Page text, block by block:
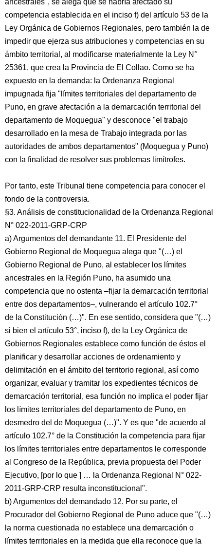
ancestrales", se alega que se habría afectado su
competencia establecida en el inciso f) del artículo 53 de la
Ley Orgánica de Gobiernos Regionales, pero también la de
impedir que ejerza sus atribuciones y competencias en su
ámbito territorial, al modificarse materialmente la Ley N°
25361, que crea la Provincia de El Collao. Como se ha
expuesto en la demanda: la Ordenanza Regional
impugnada fija "límites territoriales del departamento de
Puno, en grave afectación a la demarcación territorial del
departamento de Moquegua" y desconoce "el trabajo
desarrollado en la mesa de Trabajo integrada por las
autoridades de ambos departamentos" (Moquegua y Puno)
con la finalidad de resolver sus problemas limítrofes.
Por tanto, este Tribunal tiene competencia para conocer el
fondo de la controversia.
§3. Análisis de constitucionalidad de la Ordenanza Regional
N° 022-2011-GRP-CRP
a) Argumentos del demandante 11. El Presidente del
Gobierno Regional de Moquegua alega que "(…) el
Gobierno Regional de Puno, al establecer los límites
ancestrales en la Región Puno, ha asumido una
competencia que no ostenta –fijar la demarcación territorial
entre dos departamentos–, vulnerando el artículo 102.7°
de la Constitución (…)". En ese sentido, considera que "(…)
si bien el artículo 53°, inciso f), de la Ley Orgánica de
Gobiernos Regionales establece como función de éstos el
planificar y desarrollar acciones de ordenamiento y
delimitación en el ámbito del territorio regional, así como
organizar, evaluar y tramitar los expedientes técnicos de
demarcación territorial, esa función no implica el poder fijar
los límites territoriales del departamento de Puno, en
desmedro del de Moquegua (…)". Y es que "de acuerdo al
artículo 102.7° de la Constitución la competencia para fijar
los límites territoriales entre departamentos le corresponde
al Congreso de la República, previa propuesta del Poder
Ejecutivo, [por lo que ] … la Ordenanza Regional N° 022-
2011-GRP-CRP resulta inconstitucional".
b) Argumentos del demandado 12. Por su parte, el
Procurador del Gobierno Regional de Puno aduce que "(…)
la norma cuestionada no establece una demarcación o
límites territoriales en la medida que ella reconoce que la